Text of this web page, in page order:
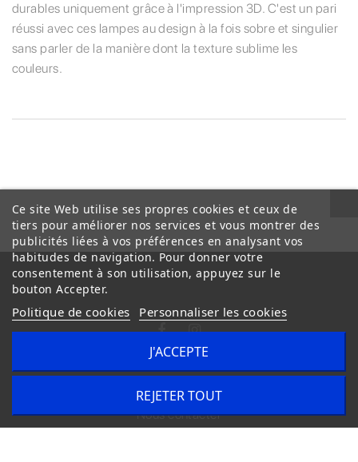
durables uniquement grâce à l'impression 3D. C'est un pari
réussi avec ces lampes au design à la fois sobre et singulier
sans parler de la manière dont la texture sublime les
couleurs.
Conditions Générales de Vente
Nous contacter
Ce site Web utilise ses propres cookies et ceux de
tiers pour améliorer nos services et vous montrer des
publicités liées à vos préférences en analysant vos
habitudes de navigation. Pour donner votre
consentement à son utilisation, appuyez sur le
bouton Accepter.
Politique de cookies Personnaliser les cookies
REJETER TOUT
J'ACCEPTE